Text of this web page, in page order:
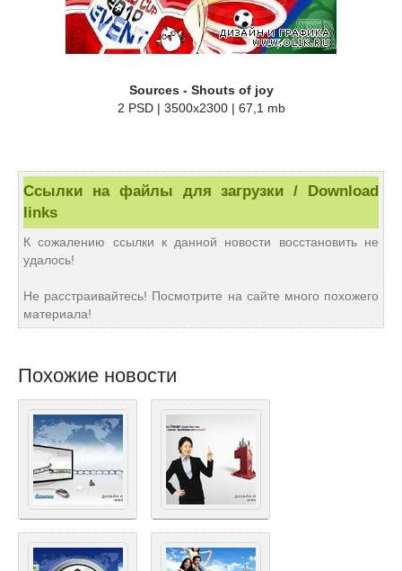
Sources - Shouts of joy
2 PSD | 3500x2300 | 67,1 mb
Ссылки на файлы для загрузки / Download
links
К сожалению ссылки к данной новости восстановить не
удалось!
Не расстраивайтесь! Посмотрите на сайте много похожего
материала!
Похожие новости